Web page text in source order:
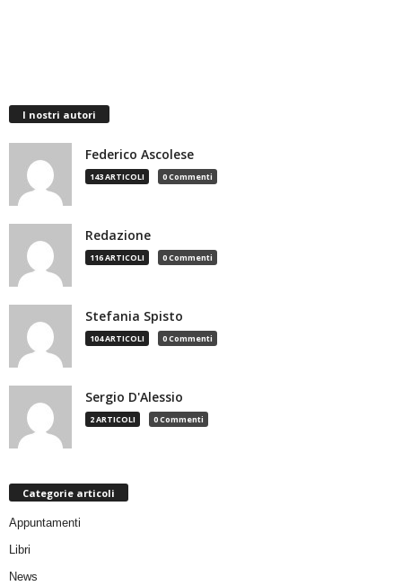
I nostri autori
Federico Ascolese
143 ARTICOLI 0 Commenti
Redazione
116 ARTICOLI 0 Commenti
Stefania Spisto
104 ARTICOLI 0 Commenti
Sergio D'Alessio
2 ARTICOLI 0 Commenti
Categorie articoli
Appuntamenti
Libri
News